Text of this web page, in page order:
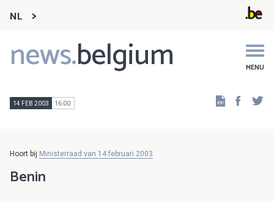
NL
news.belgium MENU
Main
navigation
14 FEB 2003 16:00
Hoort bij Ministerraad van 14 februari 2003
Benin